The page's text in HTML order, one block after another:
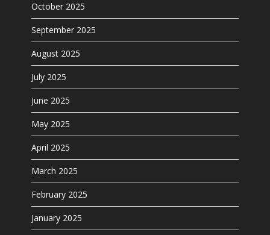
October 2025
September 2025
August 2025
July 2025
June 2025
May 2025
April 2025
March 2025
February 2025
January 2025